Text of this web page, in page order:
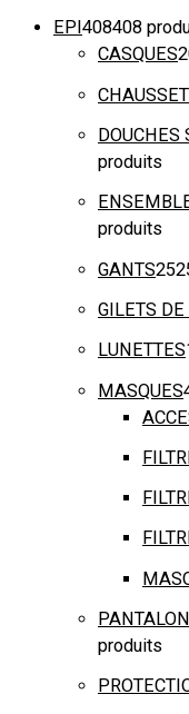
EPI 408408
CASQUES
DOUCHES
produits
produits
GANTS25
GILETS DE
LUNETTES
MASQUES
produits